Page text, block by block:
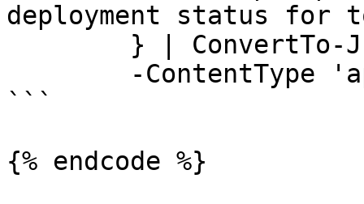
deployment status for
```
{% endcode %}